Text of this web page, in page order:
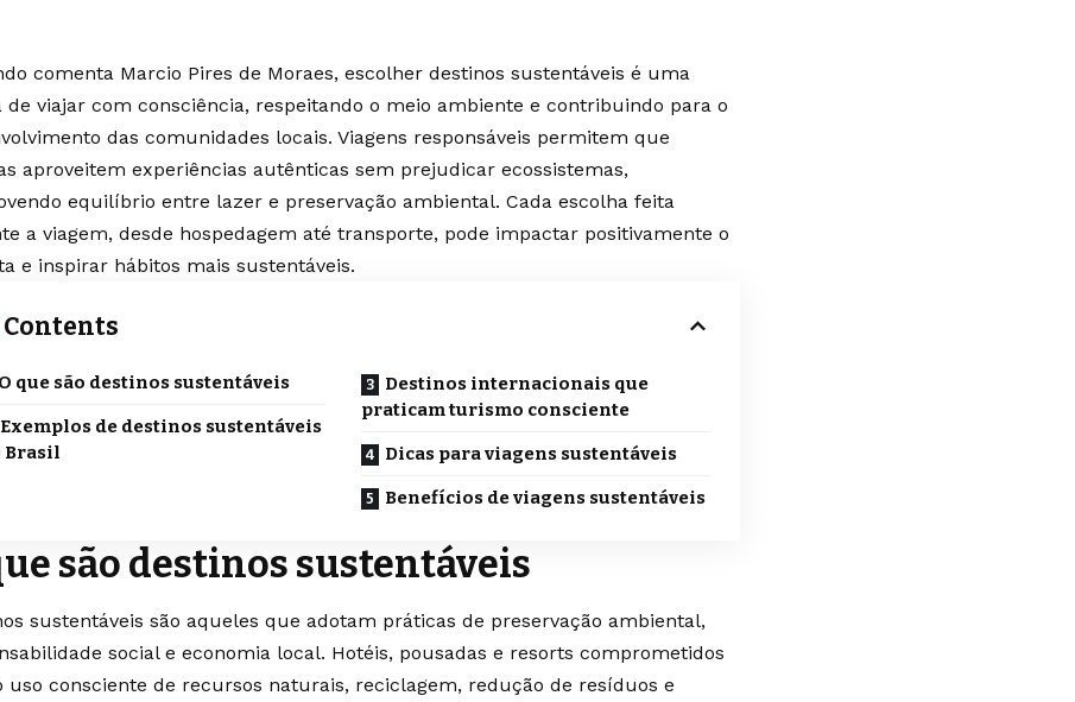
comenta Marcio Pires de Moraes, escolher destinos sustentáveis é uma
de viajar com consciência, respeitando o meio ambiente e contribuindo para o
das comunidades locais. Viagens responsáveis permitem que
aproveitem experiências autênticas sem prejudicar ecossistemas,
equilíbrio entre lazer e preservação ambiental. Cada escolha feita
a viagem, desde hospedagem até transporte, pode impactar positivamente o
e inspirar hábitos mais sustentáveis.
Contents
O que são destinos sustentáveis
Exemplos de destinos sustentáveis
Brasil
Destinos internacionais que
praticam turismo consciente
Dicas para viagens sustentáveis
Benefícios de viagens sustentáveis
são destinos sustentáveis
sustentáveis são aqueles que adotam práticas de preservação ambiental,
social e economia local. Hotéis, pousadas e resorts comprometidos
uso consciente de recursos naturais, reciclagem, redução de resíduos e